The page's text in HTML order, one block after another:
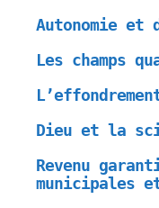
Autonomie et
Les champs
Dieu et la
Revenu
municipales